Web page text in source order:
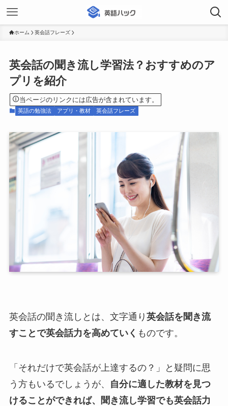
ホーム 英会話フレーズ
英会話の聞き流し学習法？おすすめのア
プリを紹介
当ページのリンクには広告が含まれています。
英語の勉強法 アプリ・教材 英会話フレーズ
英会話の聞き流しとは、文字通り 英会話を聞き流
すことで英会話力を高めていく ものです。
「それだけで英会話が上達するの？」と疑問に思
う方もいるでしょうが、
自分に適した教材を見つ
けることができれば、聞き流し学習でも英会話力